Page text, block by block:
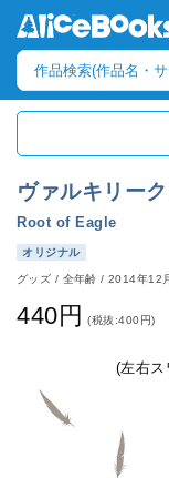
ヴァルキリー
Root of Eagle
オリジナル
グッズ / 全年齢/2014年12
440円 (税抜:400円)
(左右